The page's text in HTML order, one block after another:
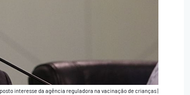
interesse da agência reguladora na vacinação de crianças|